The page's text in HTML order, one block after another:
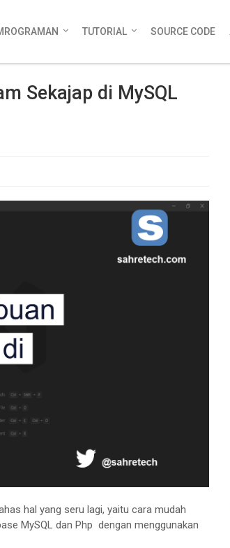
TUTORIAL SOURCE CODE
Sekajap di MySQL
hal yang seru lagi, yaitu cara mudah
MySQL dan Php dengan menggunakan